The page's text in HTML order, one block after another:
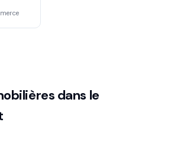
dans le